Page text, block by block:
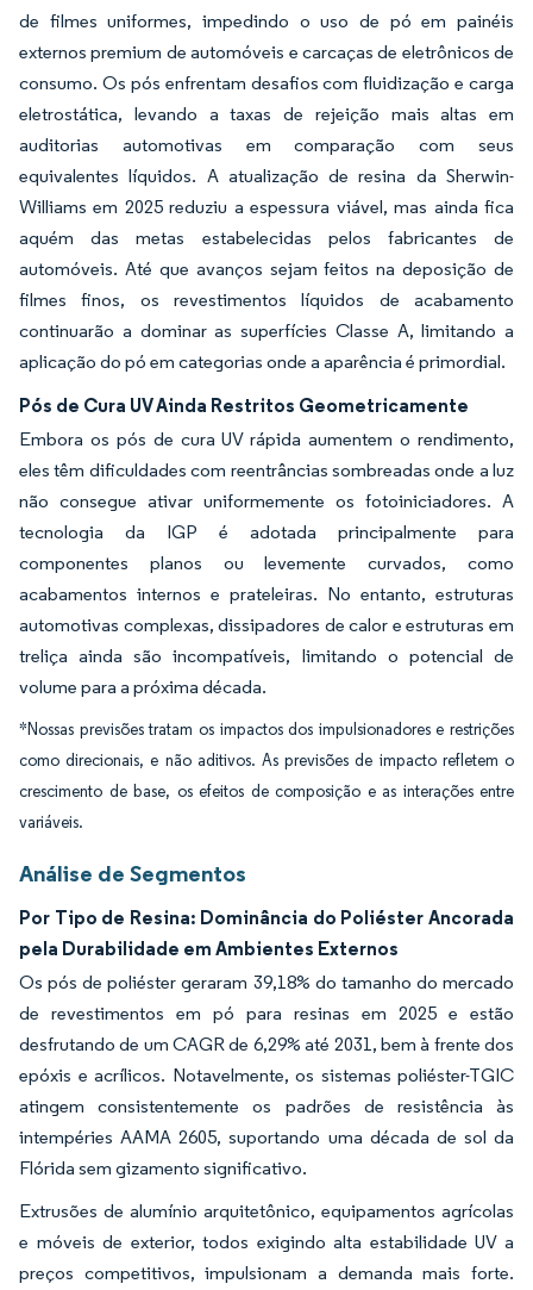
de filmes uniformes, impedindo o uso de pó em painéis
externos premium de automóveis e carcaças de eletrônicos de
consumo. Os pós enfrentam desafios com fluidização e carga
eletrostática, levando a taxas de rejeição mais altas em
auditorias automotivas em comparação com seus
equivalentes líquidos. A atualização de resina da Sherwin-
Williams em 2025 reduziu a espessura viável, mas ainda fica
aquém das metas estabelecidas pelos fabricantes de
automóveis. Até que avanços sejam feitos na deposição de
filmes finos, os revestimentos líquidos de acabamento
continuarão a dominar as superfícies Classe A, limitando a
aplicação do pó em categorias onde a aparência é primordial.
Pós de Cura UV Ainda Restritos Geometricamente
Embora os pós de cura UV rápida aumentem o rendimento,
eles têm dificuldades com reentrâncias sombreadas onde a luz
não consegue ativar uniformemente os fotoiniciadores. A
tecnologia da IGP é adotada principalmente para
componentes planos ou levemente curvados, como
acabamentos internos e prateleiras. No entanto, estruturas
automotivas complexas, dissipadores de calor e estruturas em
treliça ainda são incompatíveis, limitando o potencial de
volume para a próxima década.
*Nossas previsões tratam os impactos dos impulsionadores e restrições
como direcionais, e não aditivos. As previsões de impacto refletem o
crescimento de base, os efeitos de composição e as interações entre
variáveis.
Análise de Segmentos
Por Tipo de Resina: Dominância do Poliéster Ancorada
pela Durabilidade em Ambientes Externos
Os pós de poliéster geraram 39,18% do tamanho do mercado
de revestimentos em pó para resinas em 2025 e estão
desfrutando de um CAGR de 6,29% até 2031, bem à frente dos
epóxis e acrílicos. Notavelmente, os sistemas poliéster-TGIC
atingem consistentemente os padrões de resistência às
intempéries AAMA 2605, suportando uma década de sol da
Flórida sem gizamento significativo.
Extrusões de alumínio arquitetônico, equipamentos agrícolas
e móveis de exterior, todos exigindo alta estabilidade UV a
preços competitivos, impulsionam a demanda mais forte.